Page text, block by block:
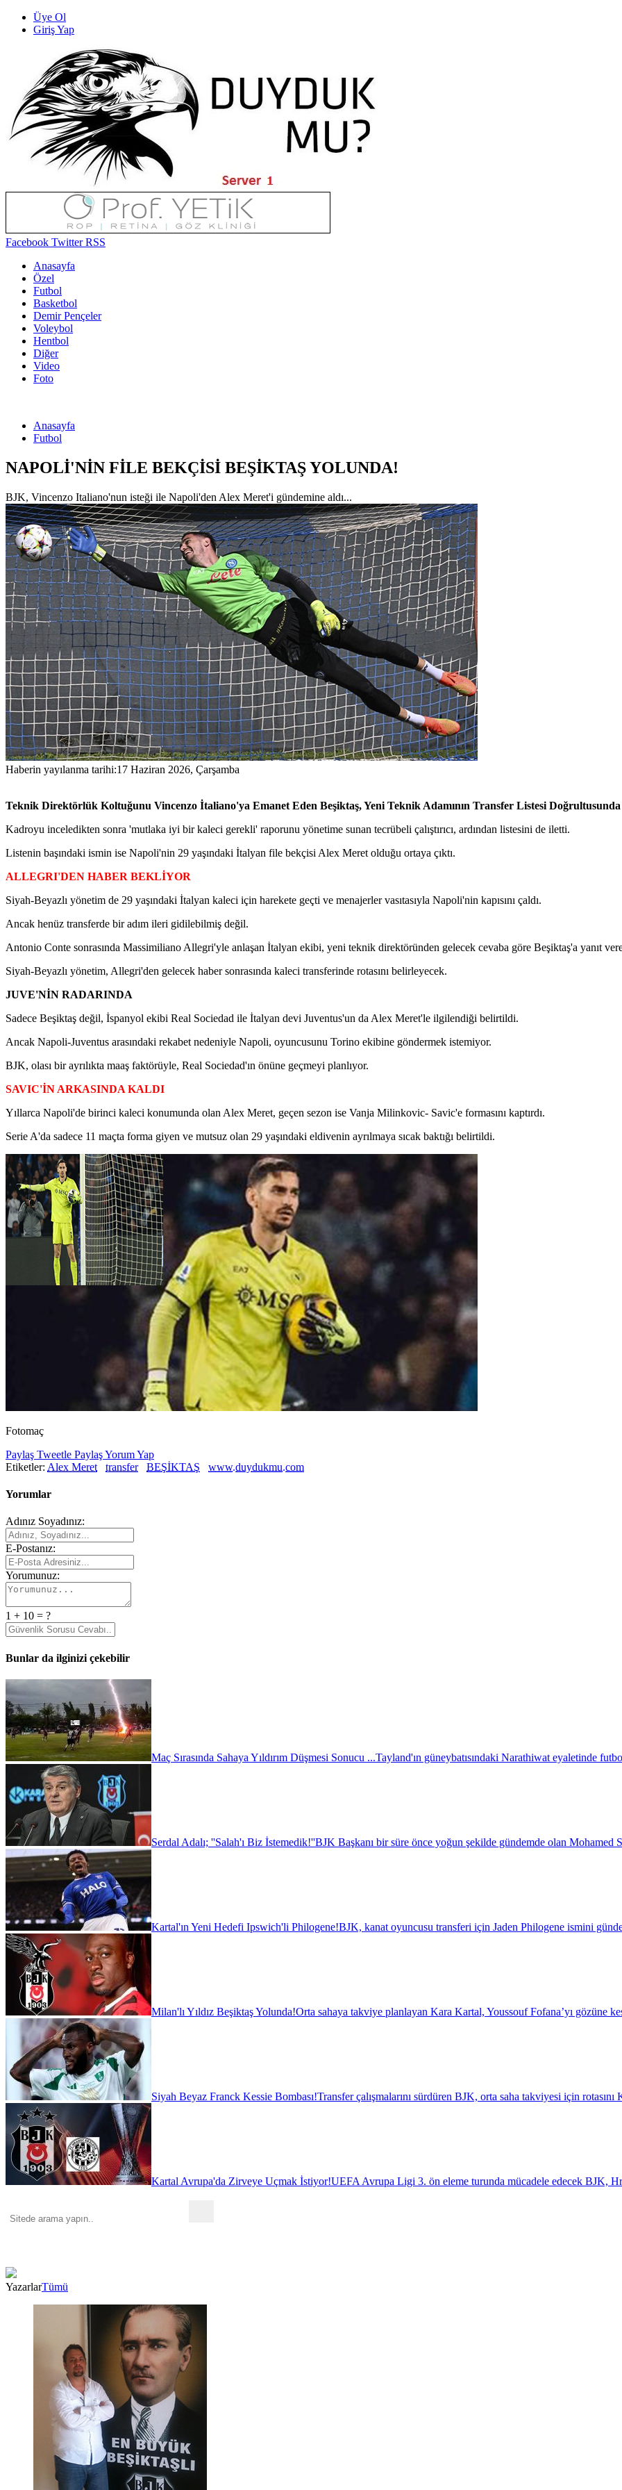
Üye Ol
Giriş Yap
Facebook TwitterRSS
Anasayfa
Özel
Futbol
Basketbol
Demir Pençeler
Voleybol
Hentbol
Diğer
Video
Foto
Anasayfa
Futbol
NAPOLİ'NİN FİLE BEKÇİSİ BEŞİKTAŞ YOLUNDA!
BJK, Vincenzo Italiano'nun isteği ile Napoli'den Alex Meret'i gündemine aldı...
Haberin yayılanma tarihi:17 Haziran 2026, Çarşamba
Teknik Direktörlük Koltuğunu Vincenzo İtaliano'ya Emanet Eden Beşiktaş, Yeni Teknik Adamının Transfer Listesi Doğrultusunda
Kadroyu inceledikten sonra 'mutlaka iyi bir kaleci gerekli' raporunu yönetime sunan tecrübeli çalıştırıcı, ardından listesini de iletti.
Listenin başındaki ismin ise Napoli'nin 29 yaşındaki İtalyan file bekçisi Alex Meret olduğu ortaya çıktı.
ALLEGRI'DEN HABER BEKLİYOR
Siyah-Beyazlı yönetim de 29 yaşındaki İtalyan kaleci için harekete geçti ve menajerler vasıtasıyla Napoli'nin kapısını çaldı.
Ancak henüz transferde bir adım ileri gidilebilmiş değil.
Antonio Conte sonrasında Massimiliano Allegri'yle anlaşan İtalyan ekibi, yeni teknik direktöründen gelecek cevaba göre Beşiktaş'a yanıt
Siyah-Beyazlı yönetim, Allegri'den gelecek haber sonrasında kaleci transferinde rotasını belirleyecek.
JUVE'NİN RADARINDA
Sadece Beşiktaş değil, İspanyol ekibi Real Sociedad ile İtalyan devi Juventus'un da Alex Meret'le ilgilendiği belirtildi.
Ancak Napoli-Juventus arasındaki rekabet nedeniyle Napoli, oyuncusunu Torino ekibine göndermek istemiyor.
BJK, olası bir ayrılıkta maaş faktörüyle, Real Sociedad'ın önüne geçmeyi planlıyor.
SAVIC'İN ARKASINDA KALDI
Yıllarca Napoli'de birinci kaleci konumunda olan Alex Meret, geçen sezon ise Vanja Milinkovic- Savic'e formasını kaptırdı.
Serie A'da sadece 11 maçta forma giyen ve mutsuz olan 29 yaşındaki eldivenin ayrılmaya sıcak baktığı belirtildi.
Fotomaç
Paylaş Tweetle PaylaşYorum Yap
Etiketler: Alex Meret transfer BEŞİKTAŞ www.duydukmu.com
Yorumlar
Adınız Soyadınız:
E-Postanız:
Yorumunuz:
1 + 10 = ?
Bunlar da ilginizi çekebilir
Maç Sırasında Sahaya Yıldırım Düşmesi Sonucu ...Tayland'ın güneybatısındaki Narathiwat eyaletinde
Serdal Adalı; ''Salah'ı Biz İstemedik!''BJK Başkanı bir süre önce yoğun şekilde gündemde olan Mohamed
Kartal'ın Yeni Hedefi Ipswich'li Philogene!BJK, kanat oyuncusu transferi için Jaden Philogene ismini
Milan'lı Yıldız Beşiktaş Yolunda!Orta sahaya takviye planlayan Kara Kartal, Youssouf Fofana’yı gözüne
Siyah Beyaz Franck Kessie Bombası!Transfer çalışmalarını sürdüren BJK, orta saha takviyesi için rotasını
Kartal Avrupa'da Zirveye Uçmak İstiyor!UEFA Avrupa Ligi 3. ön eleme turunda mücadele edecek BJK,
YazarlarTümü